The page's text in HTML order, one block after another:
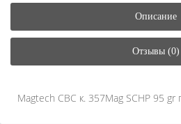
Описание
Отзывы (0)
Magtech CBC к. 357Mag SCHP 95 gr